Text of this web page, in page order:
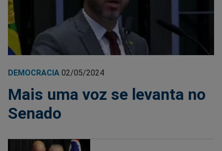
DEMOCRACIA 02/05/2024
Mais uma voz se levanta no
Senado